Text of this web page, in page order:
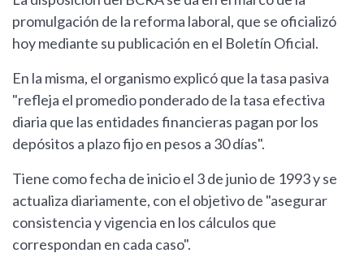
promulgación de la reforma laboral, que se oficializó
hoy mediante su publicación en el Boletín Oficial.
En la misma, el organismo explicó que la tasa pasiva
"refleja el promedio ponderado de la tasa efectiva
diaria que las entidades financieras pagan por los
depósitos a plazo fijo en pesos a 30 días".
Tiene como fecha de inicio el 3 de junio de 1993 y se
actualiza diariamente, con el objetivo de "asegurar
consistencia y vigencia en los cálculos que
correspondan en cada caso".